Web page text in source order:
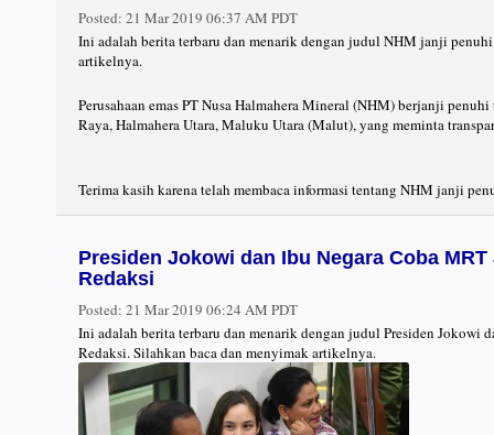
Posted: 21 Mar 2019 06:37 AM PDT
Ini adalah berita terbaru dan menarik dengan judul NHM janji
artikelnya.
Perusahaan emas PT Nusa Halmahera Mineral (NHM) berjanji
Raya, Halmahera Utara, Maluku Utara (Malut), yang meminta
Terima kasih karena telah membaca informasi tentang NHM janji
Presiden Jokowi dan Ibu Negara Coba
Redaksi
Posted: 21 Mar 2019 06:24 AM PDT
Ini adalah berita terbaru dan menarik dengan judul Presiden Jokowi
Redaksi. Silahkan baca dan menyimak artikelnya.